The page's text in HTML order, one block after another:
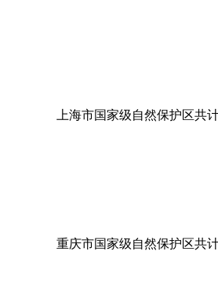
上海市国家级自然保护区共
重庆市国家级自然保护区共